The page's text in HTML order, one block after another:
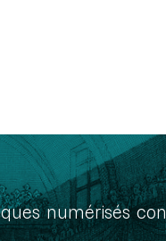
numérisés